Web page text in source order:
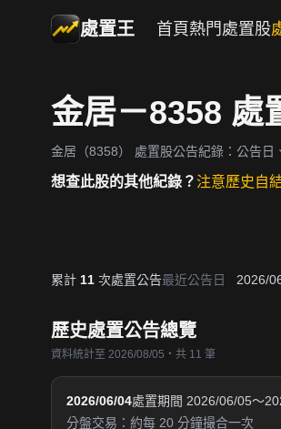
處置王 首頁 熱門處置股
金居－8358 處
金居（8358） 處置股公告紀錄：公告日
想查此股的其他紀錄？注意歷史自
累計 11 次處置公告最近公告日 2026/
歷史處置公告總覽
資料統計至 2026/08/05・共 11 筆
2026/06/04處置期間 2026/06/05～
分盤交易：約每 20 分鐘撮合一次